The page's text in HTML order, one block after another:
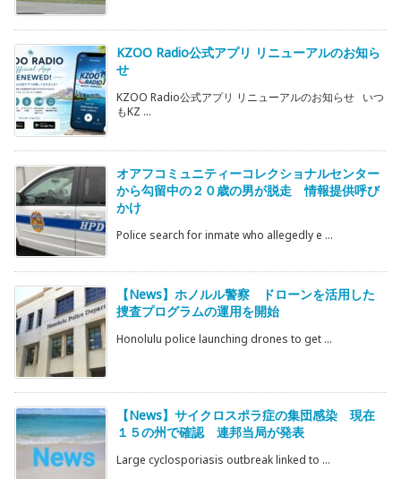
KZOO Radio公式アプリ リニューアルのお知ら
せ
KZOO Radio公式アプリ リニューアルのお知らせ いつ
もKZ ...
オアフコミュニティーコレクショナルセンター
から勾留中の２０歳の男が脱走 情報提供呼び
かけ
Police search for inmate who allegedly e ...
【News】ホノルル警察 ドローンを活用した
捜査プログラムの運用を開始
Honolulu police launching drones to get ...
【News】サイクロスポラ症の集団感染 現在
１５の州で確認 連邦当局が発表
Large cyclosporiasis outbreak linked to ...